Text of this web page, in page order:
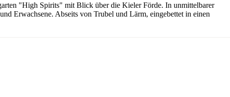
"High Spirits" mit Blick über die Kieler Förde. In unmittelbarer
Erwachsene. Abseits von Trubel und Lärm, eingebettet in einen